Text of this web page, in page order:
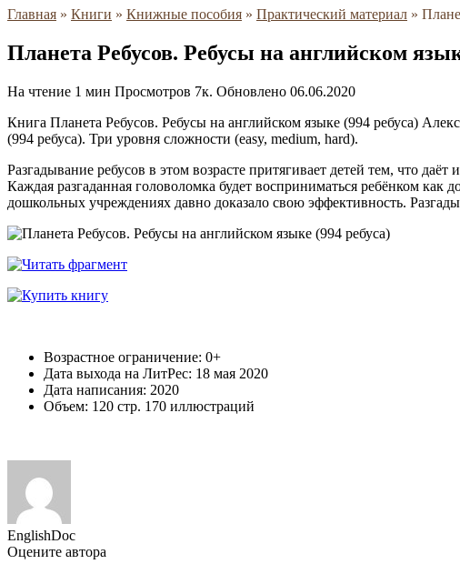
Главная » Книги » Книжные пособия » Практический материал »
Планета Ребусов. Ребусы на английском
На чтение 1 мин Просмотров 7к. Обновлено 06.06.2020
Книга Планета Ребусов. Ребусы на английском языке (994 ребуса)
(994 ребуса). Три уровня сложности (easy, medium, hard).
Разгадывание ребусов в этом возрасте притягивает детей тем, что
Каждая разгаданная головоломка будет восприниматься ребёнком
дошкольных учреждениях давно доказало свою эффективность.
Возрастное ограничение: 0+
Дата выхода на ЛитРес: 18 мая 2020
Дата написания: 2020
Объем: 120 стр. 170 иллюстраций
EnglishDoc
Оцените автора